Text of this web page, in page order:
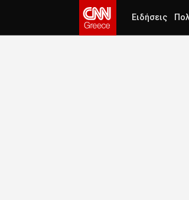
Ειδήσεις